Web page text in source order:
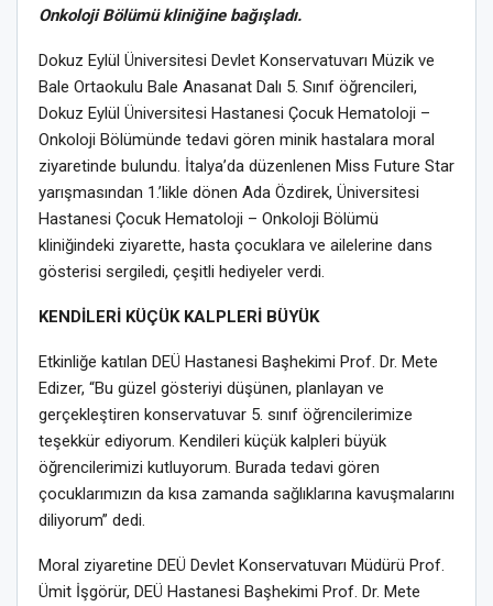
Onkoloji Bölümü kliniğine bağışladı.
Dokuz Eylül Üniversitesi Devlet Konservatuvarı Müzik ve
Bale Ortaokulu Bale Anasanat Dalı 5. Sınıf öğrencileri,
Dokuz Eylül Üniversitesi Hastanesi Çocuk Hematoloji –
Onkoloji Bölümünde tedavi gören minik hastalara moral
ziyaretinde bulundu. İtalya’da düzenlenen Miss Future Star
yarışmasından 1.’likle dönen Ada Özdirek, Üniversitesi
Hastanesi Çocuk Hematoloji – Onkoloji Bölümü
kliniğindeki ziyarette, hasta çocuklara ve ailelerine dans
gösterisi sergiledi, çeşitli hediyeler verdi.
KENDİLERİ KÜÇÜK KALPLERİ BÜYÜK
Etkinliğe katılan DEÜ Hastanesi Başhekimi Prof. Dr. Mete
Edizer, “Bu güzel gösteriyi düşünen, planlayan ve
gerçekleştiren konservatuvar 5. sınıf öğrencilerimize
teşekkür ediyorum. Kendileri küçük kalpleri büyük
öğrencilerimizi kutluyorum. Burada tedavi gören
çocuklarımızın da kısa zamanda sağlıklarına kavuşmalarını
diliyorum” dedi.
Moral ziyaretine DEÜ Devlet Konservatuvarı Müdürü Prof.
Ümit İşgörür, DEÜ Hastanesi Başhekimi Prof. Dr. Mete